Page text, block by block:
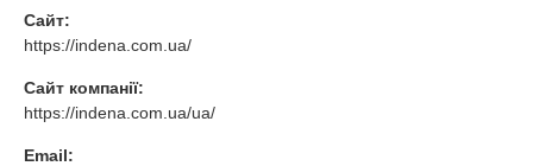
Сайт:
https://indena.com.ua/
Сайт компанії:
https://indena.com.ua/ua/
Email: